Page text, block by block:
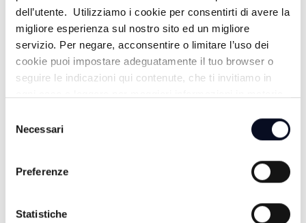
dell’utente. Utilizziamo i cookie per consentirti di avere la
migliore esperienza sul nostro sito ed un migliore
servizio. Per negare, acconsentire o limitare l’uso dei
cookie puoi impostare adeguatamente il tuo browser o
seguire le indicazioni qui contenute, che ti invitiamo in
delNecessari
Preferenze
Statistiche
TUTTE LE NOTIZIE